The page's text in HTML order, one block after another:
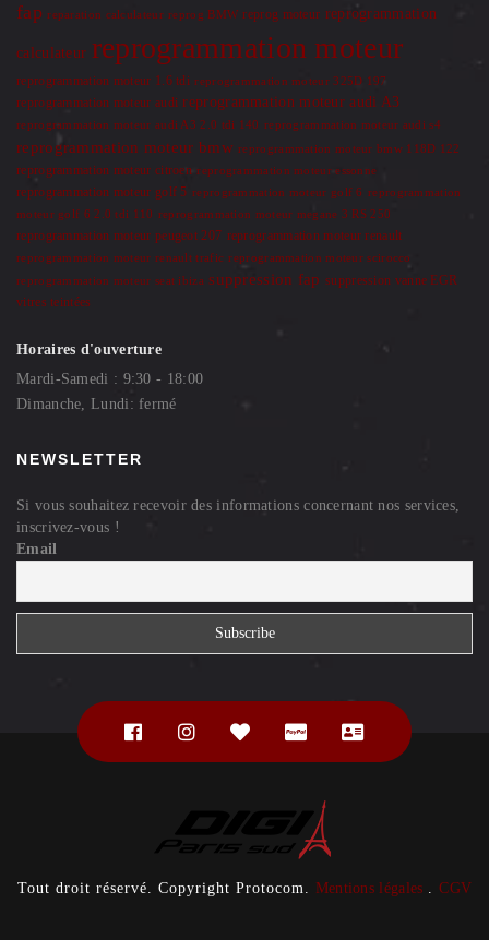
fap reparation calculateur reprog BMW reprog moteur reprogrammation
calculateur reprogrammation moteur
reprogrammation moteur 1.6 tdi reprogrammation moteur 325D 197
reprogrammation moteur audi reprogrammation moteur audi A3
reprogrammation moteur audi A3 2.0 tdi 140 reprogrammation moteur audi s4
reprogrammation moteur bmw reprogrammation moteur bmw 118D 122
reprogrammation moteur citroen reprogrammation moteur essonne
reprogrammation moteur golf 5 reprogrammation moteur golf 6 reprogrammation
moteur golf 6 2.0 tdi 110 reprogrammation moteur megane 3 RS 250
reprogrammation moteur peugeot 207 reprogrammation moteur renault
reprogrammation moteur renault trafic reprogrammation moteur scirocco
reprogrammation moteur seat ibiza suppression fap suppression vanne EGR
vitres teintées
Horaires d'ouverture
Mardi-Samedi : 9:30 - 18:00
Dimanche, Lundi: fermé
NEWSLETTER
Si vous souhaitez recevoir des informations concernant nos services,
inscrivez-vous !
Email
Tout droit réservé. Copyright Protocom. Mentions légales .CGV